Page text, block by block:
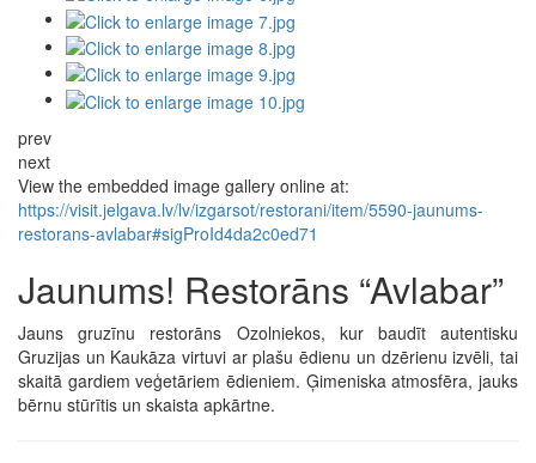
prev
next
View the embedded image gallery online at:
https://visit.jelgava.lv/lv/izgarsot/restorani/item/5590-jaunums-
restorans-avlabar#sigProId4da2c0ed71
Jaunums! Restorāns “Avlabar”
Jauns gruzīnu restorāns Ozolniekos, kur baudīt autentisku
Gruzijas un Kaukāza virtuvi ar plašu ēdienu un dzērienu izvēli, tai
skaitā gardiem veģetāriem ēdieniem. Ģimeniska atmosfēra, jauks
bērnu stūrītis un skaista apkārtne.